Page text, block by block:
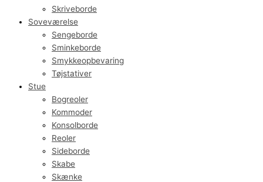
Skriveborde
Soveværelse
Sengeborde
Sminkeborde
Smykkeopbevaring
Tøjstativer
Stue
Bogreoler
Kommoder
Konsolborde
Reoler
Sideborde
Skabe
Skænke